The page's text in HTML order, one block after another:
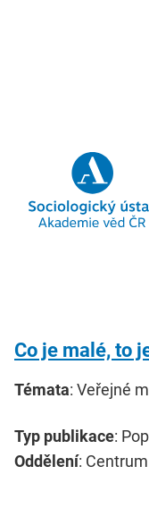
Co je malé, to
Témata: Veřejné
Typ publikace:
Oddělení: